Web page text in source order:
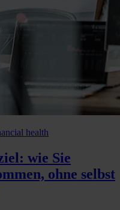
health
wie Sie
ohne selbst